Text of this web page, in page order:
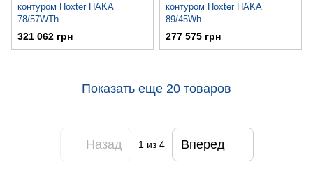
контуром Hoxter HAKA
78/57WTh
321 062 грн
контуром Hoxter HAKA
89/45Wh
277 575 грн
Показать еще 20 товаров
Назад 1из 4 Вперед